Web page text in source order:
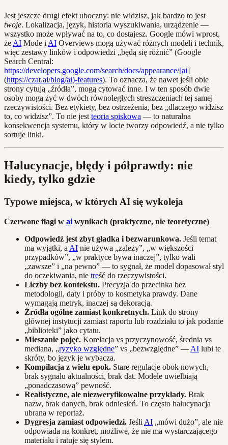
Jest jeszcze drugi efekt uboczny: nie widzisz, jak bardzo to jest
twoje. Lokalizacja, język, historia wyszukiwania, urządzenie —
wszystko może wpływać na to, co dostajesz. Google mówi wprost,
że AI Mode i AI Overviews mogą używać różnych modeli i technik,
więc zestawy linków i odpowiedzi „będą się różnić” (Google
Search Central:
https://developers.google.com/search/docs/appearance/[ai]
(https://czat.ai/blog/ai)-features). To oznacza, że nawet jeśli obie
strony cytują „źródła”, mogą cytować inne. I w ten sposób dwie
osoby mogą żyć w dwóch równoległych streszczeniach tej samej
rzeczywistości. Bez etykiety, bez ostrzeżenia, bez „dlaczego widzisz
to, co widzisz”. To nie jest teoria spiskowa — to naturalna
konsekwencja systemu, który w locie tworzy odpowiedź, a nie tylko
sortuje linki.
Halucynacje, błędy i półprawdy: nie
kiedy, tylko gdzie
Typowe miejsca, w których AI się wykoleja
Czerwone flagi w ai wynikach (praktyczne, nie teoretyczne)
Odpowiedź jest zbyt gładka i bezwarunkowa. Jeśli temat
ma wyjątki, a AI nie używa „zależy”, „w większości
przypadków”, „w praktyce bywa inaczej”, tylko wali
„zawsze” i „na pewno” — to sygnał, że model dopasował styl
do oczekiwania, nie treść do rzeczywistości.
Liczby bez kontekstu. Precyzja do przecinka bez
metodologii, daty i próby to kosmetyka prawdy. Dane
wymagają metryk, inaczej są dekoracją.
Źródła ogólne zamiast konkretnych. Link do strony
głównej instytucji zamiast raportu lub rozdziału to jak podanie
„biblioteki” jako cytatu.
Mieszanie pojęć. Korelacja vs przyczynowość, średnia vs
mediana, „ryzyko względne” vs „bezwzględne” — AI lubi te
skróty, bo język je wybacza.
Kompilacja z wielu epok. Stare regulacje obok nowych,
brak sygnału aktualności, brak dat. Modele uwielbiają
„ponadczasową” pewność.
Realistyczne, ale niezweryfikowalne przykłady. Brak
nazw, brak danych, brak odniesień. To często halucynacja
ubrana w reportaż.
Dygresja zamiast odpowiedzi. Jeśli AI „mówi dużo”, ale nie
odpowiada na konkret, możliwe, że nie ma wystarczającego
materiału i ratuje się stylem.